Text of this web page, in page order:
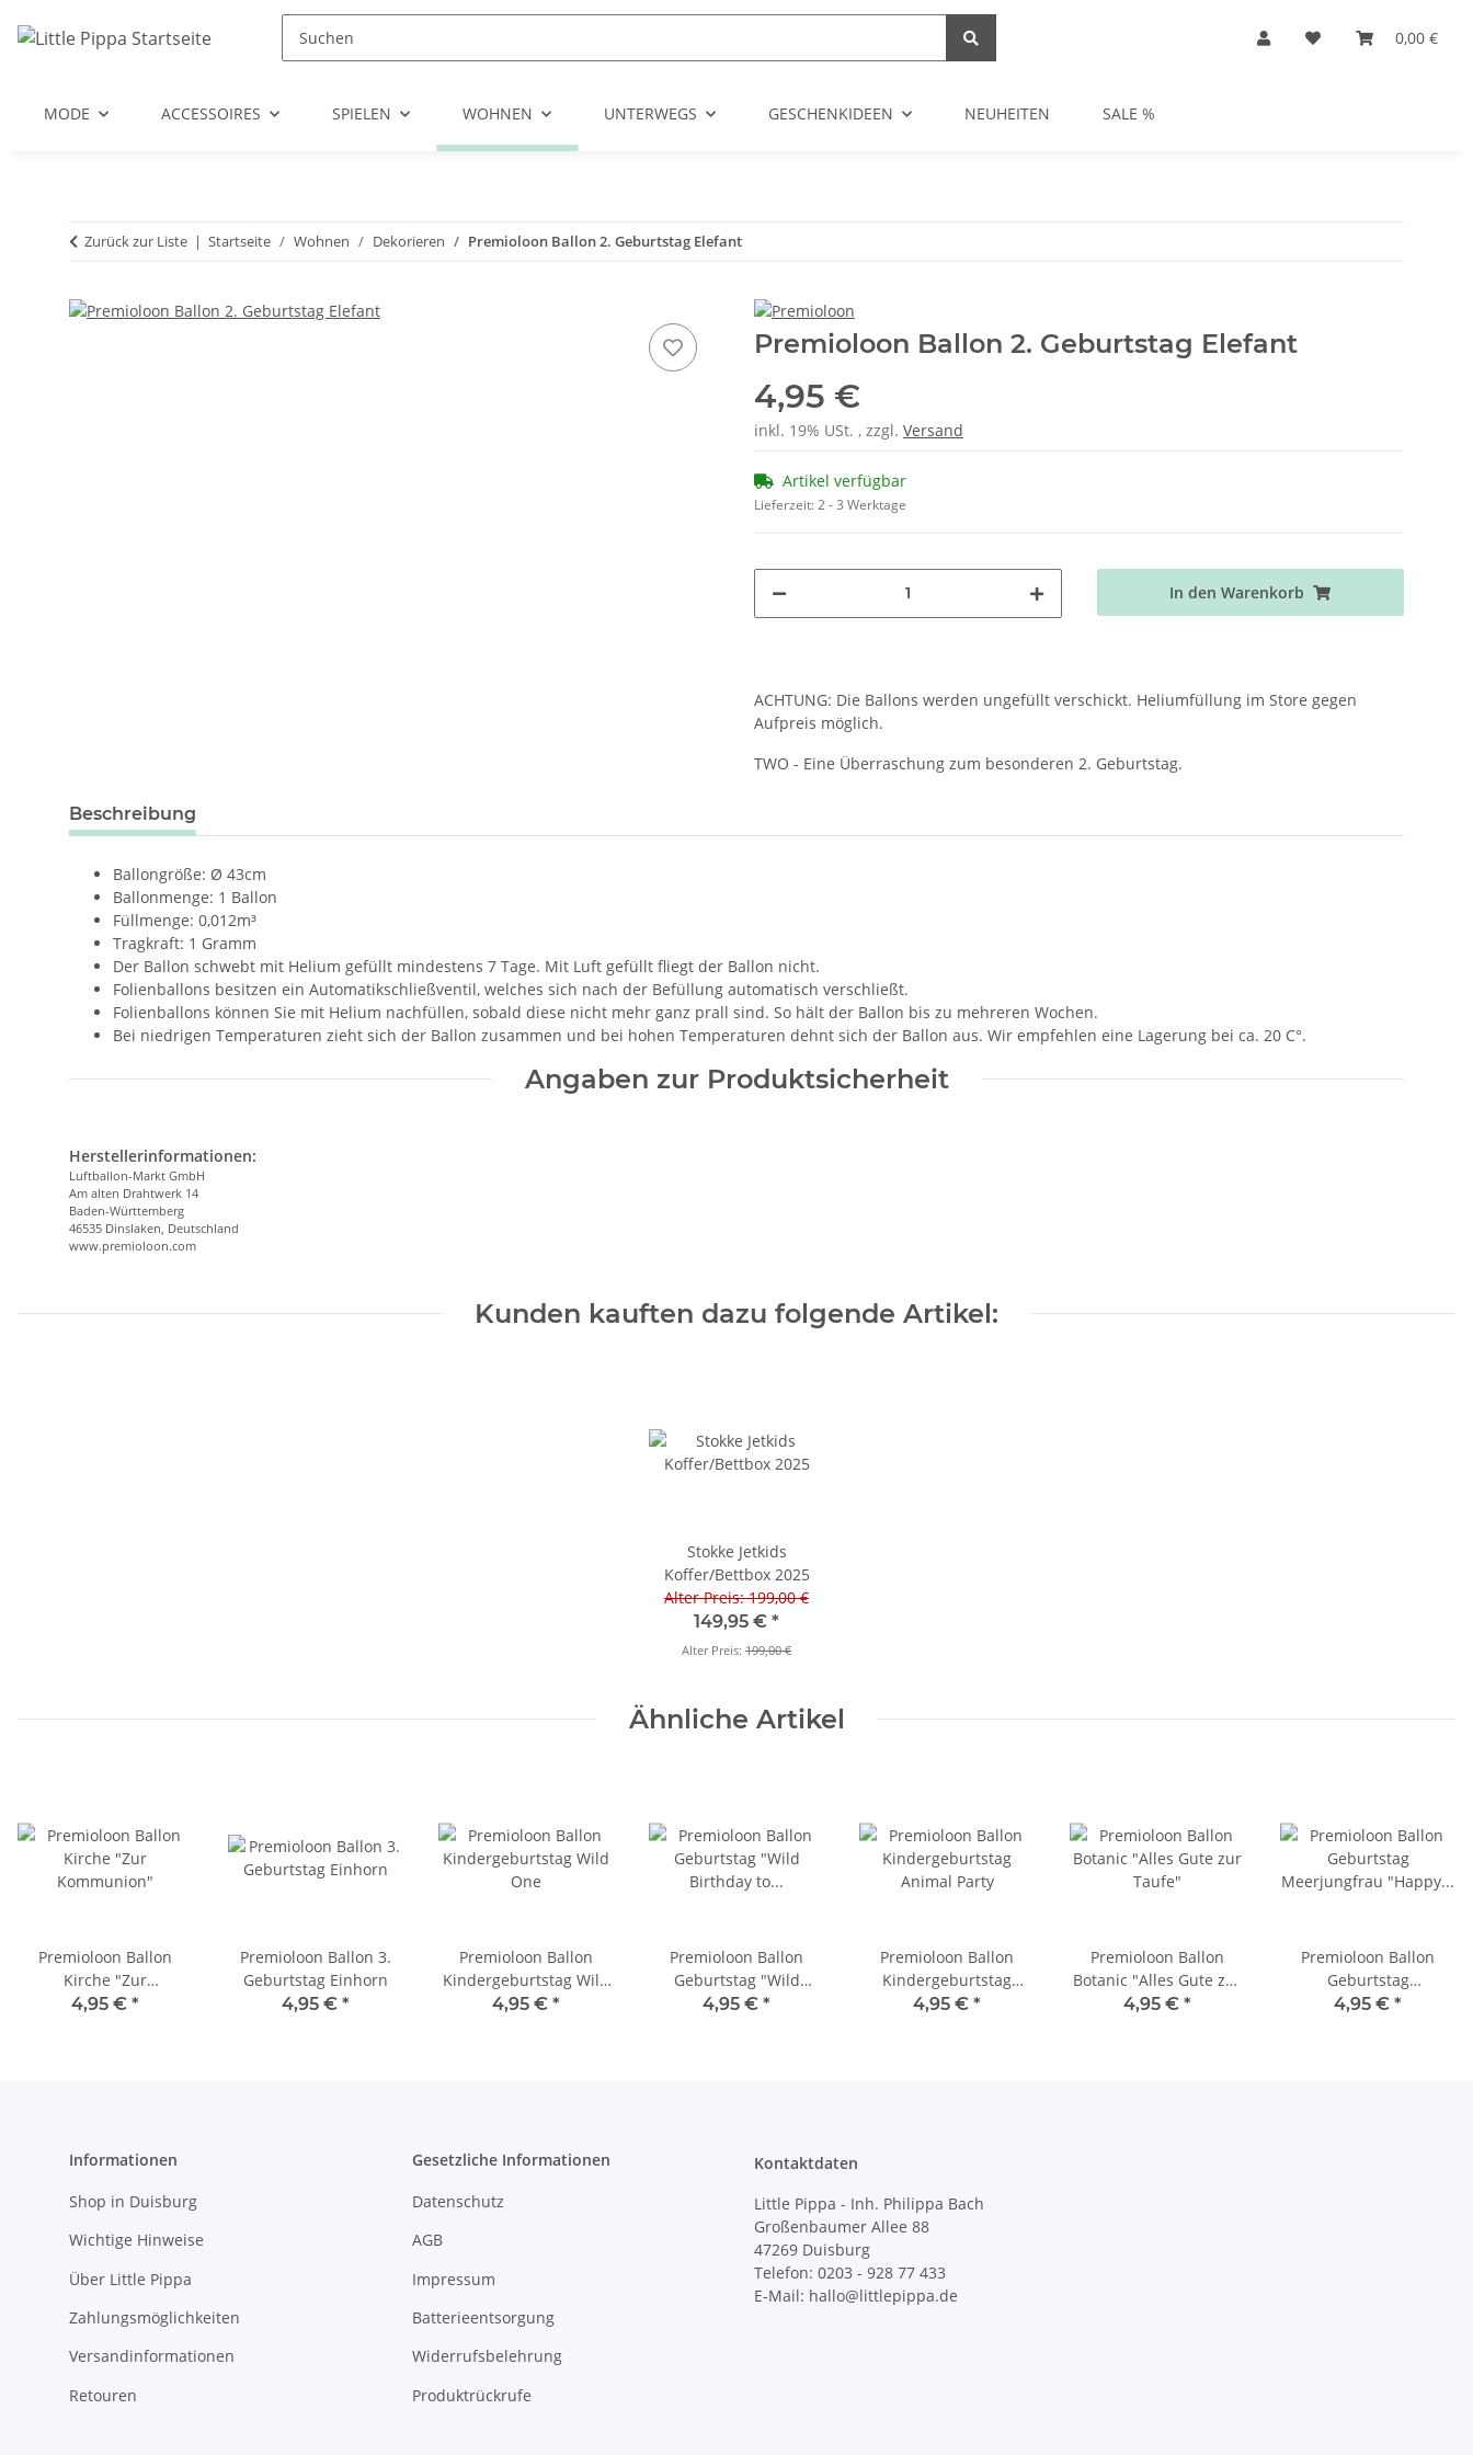
0,00 €
MODE ACCESSOIRES SPIELEN WOHNEN UNTERWEGS GESCHENKIDEEN NEUHEITEN SALE %
Zurück zur Liste Startseite Wohnen Dekorieren Premioloon Ballon 2. Geburtstag Elefant
Premioloon Ballon 2. Geburtstag Elefant
4,95 €
inkl. 19% USt. , zzgl. Versand
Artikel verfügbar
Lieferzeit:2 - 3 Werktage
In den Warenkorb
ACHTUNG: Die Ballons werden ungefüllt verschickt. Heliumfüllung im Store gegen
Aufpreis möglich.
TWO - Eine Überraschung zum besonderen 2. Geburtstag.
weitere Registerkarten anzeigen
Beschreibung
Ballongröße: Ø 43cm
Ballonmenge: 1 Ballon
Füllmenge: 0,012m³
Tragkraft: 1 Gramm
Der Ballon schwebt mit Helium gefüllt mindestens 7 Tage. Mit Luft gefüllt fliegt der Ballon nicht.
Folienballons besitzen ein Automatikschließventil, welches sich nach der Befüllung automatisch verschließt.
Folienballons können Sie mit Helium nachfüllen, sobald diese nicht mehr ganz prall sind. So hält der Ballon bis zu mehreren Wochen.
Bei niedrigen Temperaturen zieht sich der Ballon zusammen und bei hohen Temperaturen dehnt sich der Ballon aus. Wir empfehlen eine Lagerung bei ca. 20 C°.
Angaben zur Produktsicherheit
Herstellerinformationen:
Luftballon-Markt GmbH
Am alten Drahtwerk 14
Baden-Württemberg
46535 Dinslaken, Deutschland
www.premioloon.com
Kunden kauften dazu folgende Artikel:
Stokke Jetkids
Koffer/Bettbox 2025
Alter Preis: 199,00 €
149,95 € *
Alter Preis: 199,00 €
Ähnliche Artikel
Premioloon Ballon
Kirche "Zur
Kommunion"
4,95 € *
Premioloon Ballon 3.
Geburtstag Einhorn
4,95 € *
Premioloon Ballon
Kindergeburtstag Wild
One
4,95 € *
Premioloon Ballon
Geburtstag "Wild
Birthday to you"
4,95 € *
Premioloon Ballon
Kindergeburtstag
Animal Party
4,95 € *
Premioloon Ballon
Botanic "Alles Gute zur
Taufe"
4,95 € *
Premioloon Ballon
Geburtstag
Meerjungfrau "Happy
4,95 € *
Informationen
Shop in Duisburg
Wichtige Hinweise
Über Little Pippa
Zahlungsmöglichkeiten
Versandinformationen
Retouren
Gesetzliche Informationen
Datenschutz
AGB
Impressum
Batterieentsorgung
Widerrufsbelehrung
Produktrückrufe
Kontaktdaten
Little Pippa - Inh. Philippa Bach
Großenbaumer Allee 88
47269 Duisburg
Telefon: 0203 - 928 77 433
E-Mail: hallo@littlepippa.de